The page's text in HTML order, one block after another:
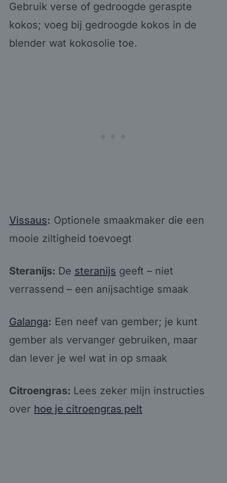
Gebruik verse of gedroogde geraspte
kokos; voeg bij gedroogde kokos in de
blender wat kokosolie toe.
Vissaus: Optionele smaakmaker die een
mooie ziltigheid toevoegt
Steranijs: De steranijs geeft – niet
verrassend – een anijsachtige smaak
Galanga: Een neef van gember; je kunt
gember als vervanger gebruiken, maar
dan lever je wel wat in op smaak
Citroengras: Lees zeker mijn instructies
over hoe je citroengras pelt